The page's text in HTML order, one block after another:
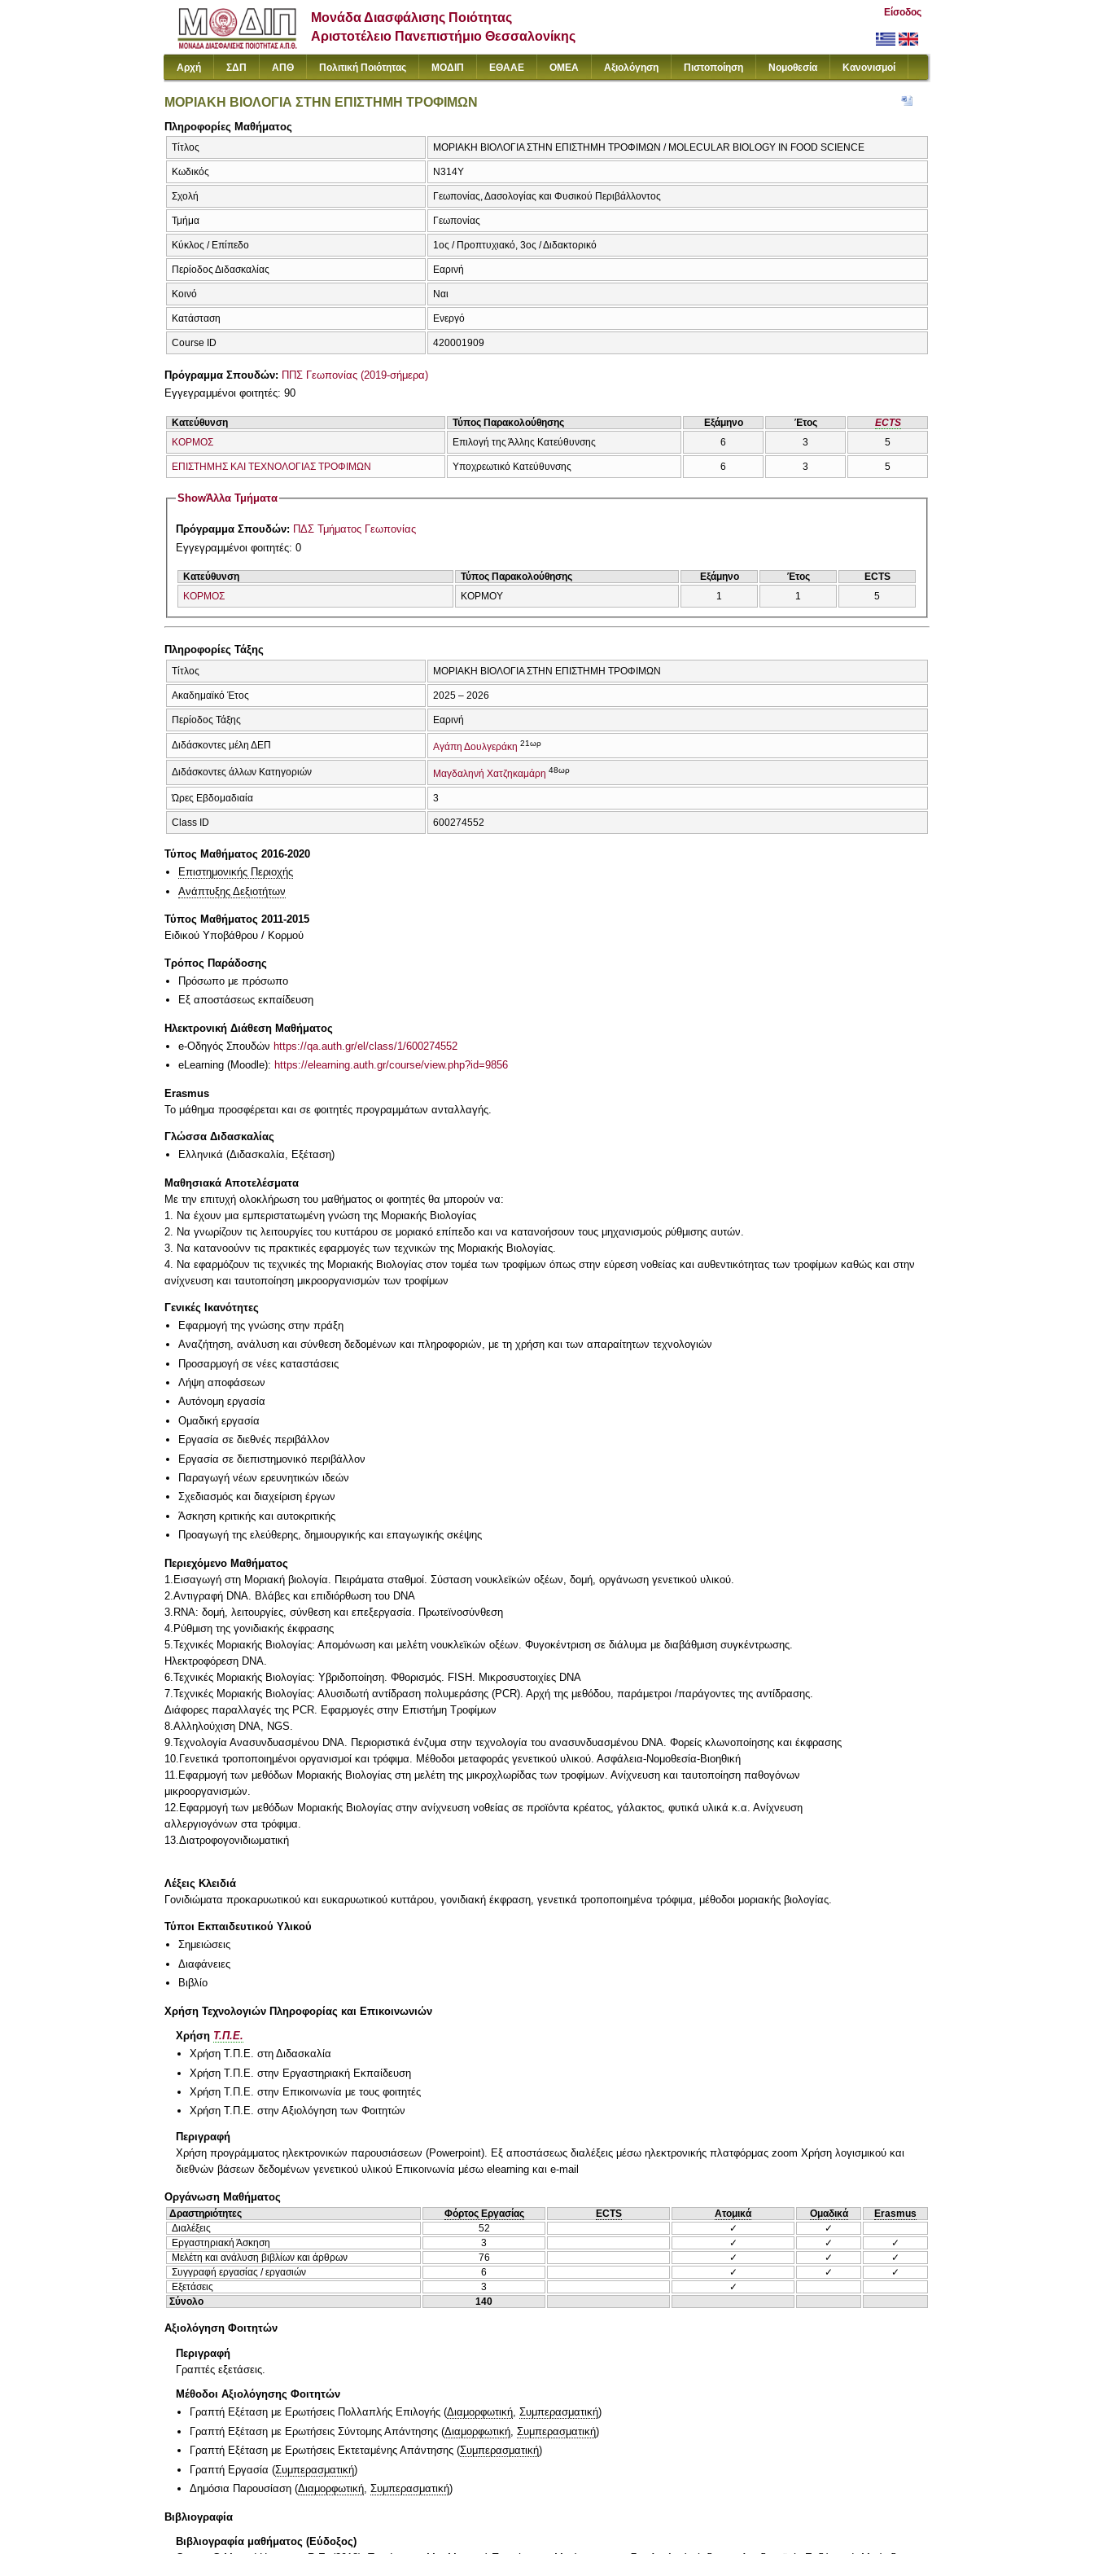
Μονάδα Διασφάλισης Ποιότητας
Αριστοτέλειο Πανεπιστήμιο Θεσσαλονίκης
Είσοδος
Αρχή ΣΔΠ ΑΠΘ Πολιτική Ποιότητας ΜΟΔΙΠ ΕΘΑΑΕ ΟΜΕΑ Αξιολόγηση Πιστοποίηση Νομοθεσία Κανονισμοί
ΜΟΡΙΑΚΗ ΒΙΟΛΟΓΙΑ ΣΤΗΝ ΕΠΙΣΤΗΜΗ ΤΡΟΦΙΜΩΝ
Πληροφορίες Μαθήματος
Τίτλος ΜΟΡΙΑΚΗ ΒΙΟΛΟΓΙΑ ΣΤΗΝ ΕΠΙΣΤΗΜΗ ΤΡΟΦΙΜΩΝ / MOLECULAR BIOLOGY IN FOOD SCIENCE
Κωδικός Ν314Υ
Σχολή Γεωπονίας, Δασολογίας και Φυσικού Περιβάλλοντος
Τμήμα Γεωπονίας
Κύκλος / Επίπεδο 1ος / Προπτυχιακό, 3ος / Διδακτορικό
Περίοδος Διδασκαλίας Εαρινή
Κοινό Ναι
Κατάσταση Ενεργό
Course ID 420001909
Πρόγραμμα Σπουδών: ΠΠΣ Γεωπονίας (2019-σήμερα)
Εγγεγραμμένοι φοιτητές: 90
Κατεύθυνση Τύπος Παρακολούθησης Εξάμηνο Έτος
ECTS
ΚΟΡΜΟΣ
Επιλογή της Άλλης Κατεύθυνσης 6 3 5
ΕΠΙΣΤΗΜΗΣ ΚΑΙ ΤΕΧΝΟΛΟΓΙΑΣ ΤΡΟΦΙΜΩΝ Υποχρεωτικό Κατεύθυνσης 6 3 5
ShowΆλλα Τμήματα
Πρόγραμμα Σπουδών: ΠΔΣ Τμήματος Γεωπονίας
Εγγεγραμμένοι φοιτητές: 0
Κατεύθυνση Τύπος Παρακολούθησης Εξάμηνο Έτος
ECTS
ΚΟΡΜΟΣ
ΚΟΡΜΟΥ 1 1 5
Πληροφορίες Τάξης
Τίτλος ΜΟΡΙΑΚΗ ΒΙΟΛΟΓΙΑ ΣΤΗΝ ΕΠΙΣΤΗΜΗ ΤΡΟΦΙΜΩΝ
Ακαδημαϊκό Έτος 2025 – 2026
Περίοδος Τάξης Εαρινή
Διδάσκοντες μέλη ΔΕΠ Αγάπη Δουλγεράκη 21ωρ
Διδάσκοντες άλλων Κατηγοριών Μαγδαληνή Χατζηκαμάρη 48ωρ
Ώρες Εβδομαδιαία 3
Class ID 600274552
Τύπος Μαθήματος 2016-2020
Επιστημονικής Περιοχής
Ανάπτυξης Δεξιοτήτων
Τύπος Μαθήματος 2011-2015
Ειδικού Υποβάθρου / Κορμού
Τρόπος Παράδοσης
Πρόσωπο με πρόσωπο
Eξ απoστάσεως εκπαίδευση
Ηλεκτρονική Διάθεση Μαθήματος
e-Οδηγός Σπουδών https://qa.auth.gr/el/class/1/600274552
eLearning (Moodle): https://elearning.auth.gr/course/view.php?id=9856
Erasmus
Το μάθημα προσφέρεται και σε φοιτητές προγραμμάτων ανταλλαγής.
Γλώσσα Διδασκαλίας
Ελληνικά (Διδασκαλία, Εξέταση)
Μαθησιακά Αποτελέσματα
Με την επιτυχή ολοκλήρωση του μαθήματος οι φοιτητές θα μπορούν να:
1. Να έχουν μια εμπεριστατωμένη γνώση της Μοριακής Βιολογίας
2. Να γνωρίζουν τις λειτουργίες του κυττάρου σε μοριακό επίπεδο και να κατανοήσουν τους μηχανισμούς ρύθμισης αυτών.
3. Να κατανοούνν τις πρακτικές εφαρμογές των τεχνικών της Μοριακής Βιολογίας.
4. Να εφαρμόζουν τις τεχνικές της Μοριακής Βιολογίας στον τομέα των τροφίμων όπως στην εύρεση νοθείας και αυθεντικότητας των τροφίμων καθώς και στην
Γενικές Ικανότητες
Εφαρμογή της γνώσης στην πράξη
Αναζήτηση, ανάλυση και σύνθεση δεδομένων και πληροφοριών, με τη χρήση και των απαραίτητων τεχνολογιών
Προσαρμογή σε νέες καταστάσεις
Λήψη αποφάσεων
Αυτόνομη εργασία
Ομαδική εργασία
Εργασία σε διεθνές περιβάλλον
Εργασία σε διεπιστημονικό περιβάλλον
Παραγωγή νέων ερευνητικών ιδεών
Σχεδιασμός και διαχείριση έργων
Άσκηση κριτικής και αυτοκριτικής
Προαγωγή της ελεύθερης, δημιουργικής και επαγωγικής σκέψης
Περιεχόμενο Μαθήματος
1.Εισαγωγή στη Μοριακή βιολογία. Πειράματα σταθμοί. Σύσταση νουκλεϊκών οξέων, δομή, οργάνωση γενετικού υλικού.
2.Αντιγραφή DNA. Βλάβες και επιδιόρθωση του DNA
3.RNA: δομή, λειτουργίες, σύνθεση και επεξεργασία. Πρωτεϊνοσύνθεση
4.Ρύθμιση της γονιδιακής έκφρασης
5.Τεχνικές Μοριακής Βιολογίας: Απομόνωση και μελέτη νουκλεϊκών οξέων. Φυγοκέντριση σε διάλυμα με διαβάθμιση συγκέντρωσης.
Ηλεκτροφόρεση DNA.
6.Τεχνικές Μοριακής Βιολογίας: Υβριδοποίηση. Φθορισμός. FISH. Μικροσυστοιχίες DΝΑ
7.Τεχνικές Μοριακής Βιολογίας: Αλυσιδωτή αντίδραση πολυμεράσης (PCR). Αρχή της μεθόδου, παράμετροι /παράγοντες της αντίδρασης.
Διάφορες παραλλαγές της PCR. Εφαρμογές στην Επιστήμη Τροφίμων
8.Αλληλούχιση DNA, NGS.
9.Τεχνολογία Ανασυνδυασμένου DNA. Περιοριστικά ένζυμα στην τεχνολογία του ανασυνδυασμένου DNA. Φορείς κλωνοποίησης και έκφρασης
10.Γενετικά τροποποιημένοι οργανισμοί και τρόφιμα. Μέθοδοι μεταφοράς γενετικού υλικού. Ασφάλεια-Νομοθεσία-Βιοηθική
11.Εφαρμογή των μεθόδων Μοριακής Βιολογίας στη μελέτη της μικροχλωρίδας των τροφίμων. Ανίχνευση και ταυτοποίηση παθογόνων
μικροοργανισμών.
12.Εφαρμογή των μεθόδων Μοριακής Βιολογίας στην ανίχνευση νοθείας σε προϊόντα κρέατος, γάλακτος, φυτικά υλικά κ.α. Ανίχνευση
αλλεργιογόνων στα τρόφιμα.
13.Διατροφογονιδιωματική
Λέξεις Κλειδιά
Γονιδιώματα προκαρυωτικού και ευκαρυωτικού κυττάρου, γονιδιακή έκφραση, γενετικά τροποποιημένα τρόφιμα, μέθοδοι μοριακής βιολογίας.
Τύποι Εκπαιδευτικού Υλικού
Σημειώσεις
Διαφάνειες
Βιβλίο
Χρήση Τεχνολογιών Πληροφορίας και Επικοινωνιών
Χρήση Τ.Π.Ε.
Χρήση Τ.Π.Ε. στη Διδασκαλία
Χρήση Τ.Π.Ε. στην Εργαστηριακή Εκπαίδευση
Χρήση Τ.Π.Ε. στην Επικοινωνία με τους φοιτητές
Χρήση Τ.Π.Ε. στην Αξιολόγηση των Φοιτητών
Περιγραφή
Χρήση προγράμματος ηλεκτρονικών παρουσιάσεων (Powerpoint). Εξ αποστάσεως διαλέξεις μέσω ηλεκτρονικής πλατφόρμας zoom Χρήση λογισμικού και
διεθνών βάσεων δεδομένων γενετικού υλικού Επικοινωνία μέσω elearning και e-mail
Οργάνωση Μαθήματος
Δραστηριότητες Φόρτος Εργασίας ECTS Ατομικά Ομαδικά
Erasmus
Διαλέξεις
52 ✓
✓
Εργαστηριακή Άσκηση
3 ✓ ✓
✓
Μελέτη και ανάλυση βιβλίων και άρθρων
76 ✓ ✓
✓
Συγγραφή εργασίας / εργασιών
6 ✓ ✓
✓
Εξετάσεις
3
✓
Σύνολο
140
Αξιολόγηση Φοιτητών
Περιγραφή
Γραπτές εξετάσεις.
Μέθοδοι Αξιολόγησης Φοιτητών
Γραπτή Εξέταση με Ερωτήσεις Πολλαπλής Επιλογής (Διαμορφωτική, Συμπερασματική)
Γραπτή Εξέταση με Ερωτήσεις Σύντομης Απάντησης (Διαμορφωτική Συμπερασματική)
Γραπτή Εξέταση με Ερωτήσεις Εκτεταμένης Απάντησης (Συμπερασματική)
Γραπτή Εργασία (Συμπερασματική)
Δημόσια Παρουσίαση (Διαμορφωτική Συμπερασματική)
Βιβλιογραφία
Βιβλιογραφία μαθήματος (Εύδοξος)